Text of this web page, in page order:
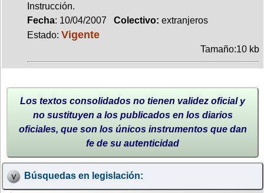
Instrucción.
Fecha: 10/04/2007 Colectivo: extranjeros
Estado: Vigente
Tamaño:10 kb
Los textos consolidados no tienen validez oficial y
no sustituyen a los publicados en los diarios
oficiales, que son los únicos instrumentos que dan
fe de su autenticidad
Búsquedas en legislación: